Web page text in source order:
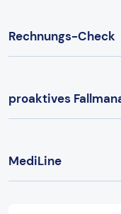
Rechnungs-Check
proaktives
MediLine